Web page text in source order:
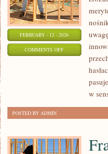
FEBRUARY - 12 - 2026
COMMENTS OFFON
TECHNOLOGIE
INNOWACJE
w
POSTED BY ADMIN